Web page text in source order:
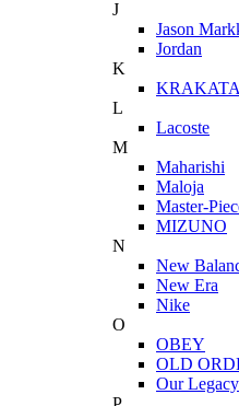
J
Jason
Jordan
K
L
Lacoste
M
Maharishi
Maloja
Master-
MIZUNO
N
New
New Era
Nike
O
OBEY
OLD
Our Legacy